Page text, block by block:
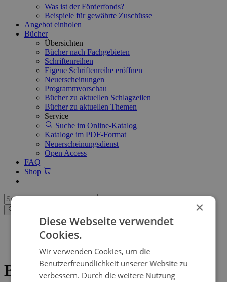
Was ist der Förderfonds?
Beispiele für gewährte Zuschüsse
Angebot einholen
Bücher
Übersichten
Bücher nach Fachgebieten
Schriftenreihen
Eigene Schriftenreihe eröffnen
Neuerscheinungen
Programmvorschau
Bücher zu aktuellen Schlagzeilen
Bücher zu aktuellen Themen
Service
Suche im Online-Katalog
Kataloge im PDF-Format
Neuerscheinungsdienst
Open Access
FAQ
Shop
Verlagsprogramm >
Volkswirtschaft >
Bildungsrendite
×
Diese Webseite verwendet
Cookies.
Wir verwenden Cookies, um die
Benutzerfreundlichkeit unserer Website zu
verbessern. Durch die weitere Nutzung